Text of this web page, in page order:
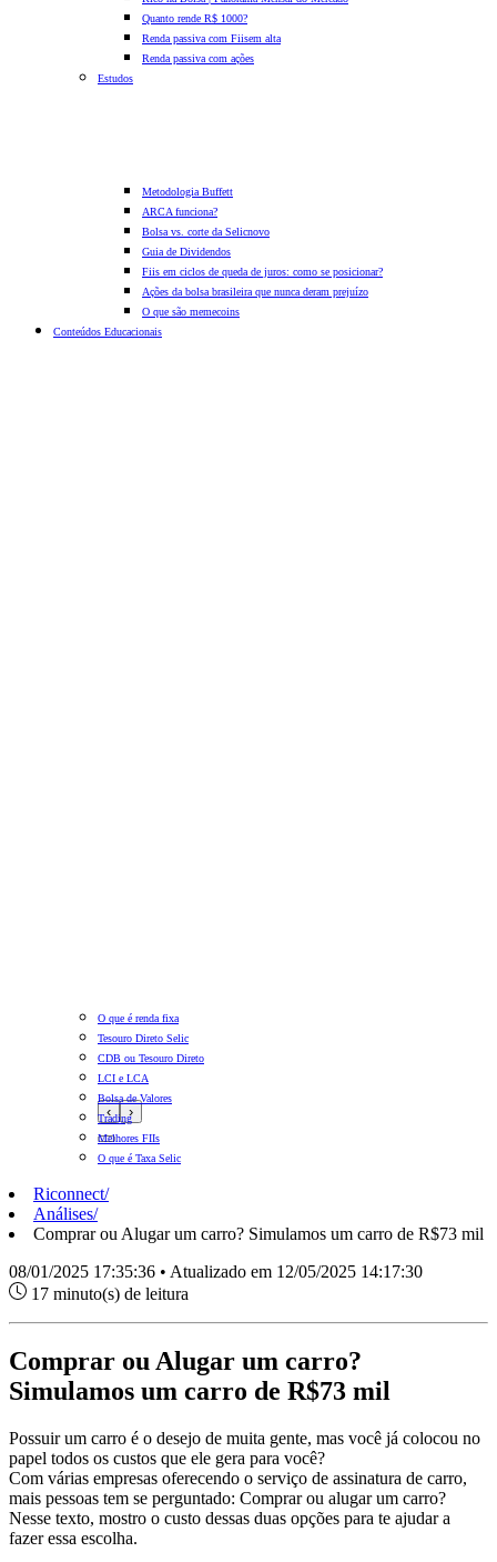
Quanto rende R$ 1000?
Renda passiva com Fiisem alta
Renda passiva com ações
Estudos
Metodologia Buffett
ARCA funciona?
Bolsa vs. corte da Selicnovo
Guia de Dividendos
Fiis em ciclos de queda de juros: como se posicionar?
Ações da bolsa brasileira que nunca deram prejuízo
O que são memecoins
Conteúdos Educacionais
‹ ›
O que é renda fixa
Tesouro Direto Selic
CDB ou Tesouro Direto
LCI e LCA
Bolsa de Valores
Trading
Melhores FIIs
O que é Taxa Selic
Riconnect/
Análises/
Comprar ou Alugar um carro? Simulamos um carro de R$73 mil
08/01/2025 17:35:36 • Atualizado em 12/05/2025 14:17:30
17 minuto(s) de leitura
Comprar ou Alugar um carro?
Simulamos um carro de R$73 mil
Possuir um carro é o desejo de muita gente, mas você já colocou no
papel todos os custos que ele gera para você?
Com várias empresas oferecendo o serviço de assinatura de carro,
mais pessoas tem se perguntado: Comprar ou alugar um carro?
Nesse texto, mostro o custo dessas duas opções para te ajudar a
fazer essa escolha.